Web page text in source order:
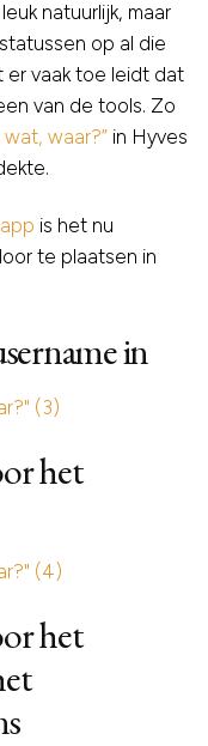
natuurlijk, maar
op al die
er vaak toe leidt dat
van de tools. Zo
wat, waar?” in Hyves
is het nu
te plaatsen in
in
het
het